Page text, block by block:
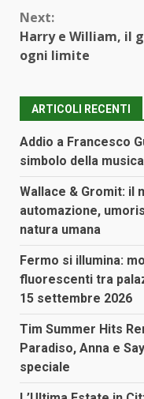
Next:
Harry e William, il
ogni limite
ARTICOLI RECENTI
Addio a Francesco
simbolo della
Wallace & Gromit: il
automazione,
natura umana
Fermo si illumina:
fluorescenti tra
15 settembre 2026
Tim Summer Hits
Paradiso, Anna e
speciale